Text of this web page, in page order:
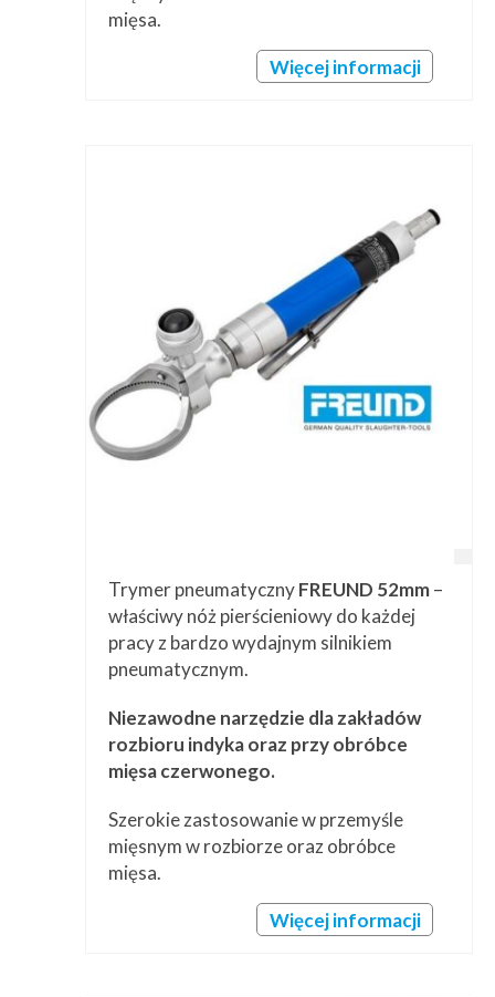
mięsa.
Więcej informacji
Trymer pneumatycznyFREUND 52mm–
właściwy nóż pierścieniowy do każdej
pracy z bardzo wydajnym silnikiem
pneumatycznym.
Niezawodne narzędzie dla zakładów
rozbioru indyka oraz przy obróbce
mięsa czerwonego.
Szerokie zastosowanie w przemyśle
mięsnym w rozbiorze oraz obróbce
mięsa.
Więcej informacji